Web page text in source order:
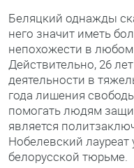
Беляцкий однажды
него значит иметь
непохожести в любом
Действительно, 26
деятельности в
года лишения
помогать людям
является
Нобелевский
белорусской тюрьме.